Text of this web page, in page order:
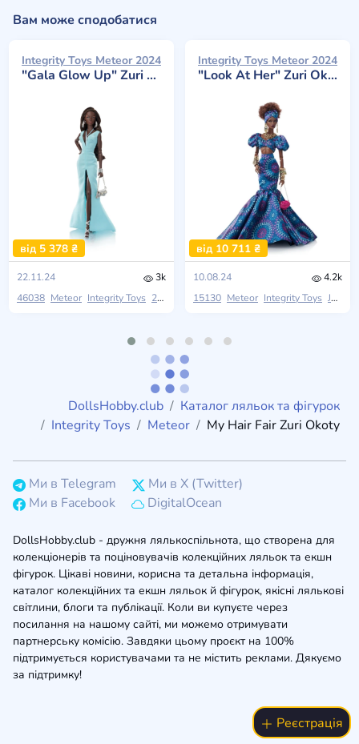
Вам може сподобатися
Integrity Toys Meteor 2024
"Gala Glow Up" Zuri Okoty
від 5 378 ₴
22.11.24
3k
46038 Meteor Integrity Toys 2024 W Club
Integrity Toys Meteor 2024
"Look At Her" Zuri Okoty
від 10 711 ₴
10.08.24
4.2k
15130 Meteor Integrity Toys Jason Kramer Designs
DollsHobby.club
Каталог ляльок та фігурок
Integrity Toys
Meteor My Hair Fair Zuri Okoty
Ми в Telegram
Ми в X (Twitter)
Ми в Facebook
DigitalOcean
DollsHobby.club - дружня лялькоспільнота, що створена для
колекціонерів та поціновувачів колекційних ляльок та екшн
фігурок. Цікаві новини, корисна та детальна інформація,
каталог колекційних та екшн ляльок й фігурок, якісні лялькові
світлини, блоги та публікації. Коли ви купуєте через
посилання на нашому сайті, ми можемо отримувати
партнерську комісію. Завдяки цьому проєкт на 100%
підтримується користувачами та не містить реклами. Дякуємо
за підтримку!
Реєстрація